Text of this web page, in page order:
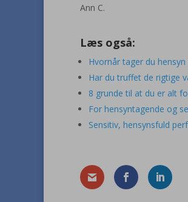
Ann C.
Læs også:
Hvornår tager du hensyn
Har du truffet de rigtige
8 grunde til at du er alt
For hensyntagende og
Sensitiv, hensynsfuld